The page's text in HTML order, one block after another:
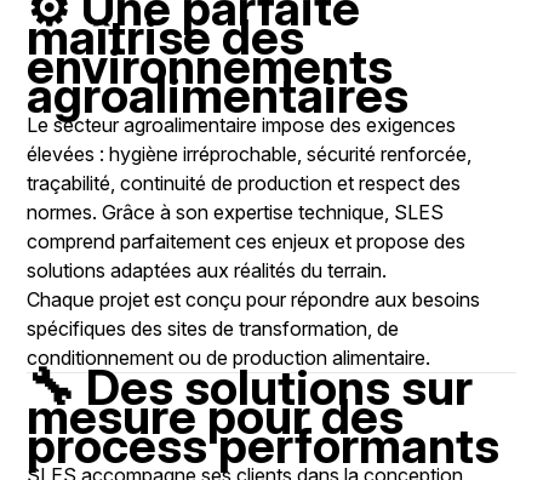
maîtrise des
environnements
agroalimentaires
Le secteur agroalimentaire impose des exigences
élevées : hygiène irréprochable, sécurité renforcée,
traçabilité, continuité de production et respect des
normes. Grâce à son expertise technique, SLES
comprend parfaitement ces enjeux et propose des
solutions adaptées aux réalités du terrain.
Chaque projet est conçu pour répondre aux besoins
spécifiques des sites de transformation, de
conditionnement ou de production alimentaire.
🔧 Des solutions sur
mesure pour des
process performants
SLES accompagne ses clients dans la conception,